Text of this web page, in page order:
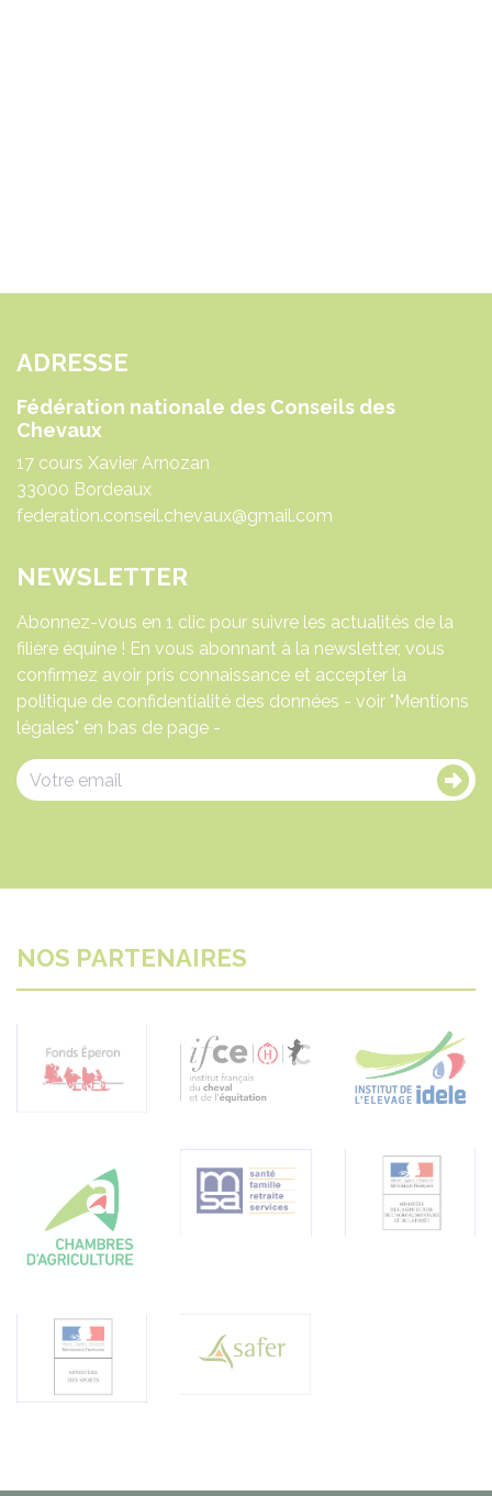
ADRESSE
Fédération nationale des Conseils des
Chevaux
17 cours Xavier Arnozan
33000 Bordeaux
federation.conseil.chevaux@gmail.com
NEWSLETTER
Abonnez-vous en 1 clic pour suivre les actualités de la
filière équine ! En vous abonnant à la newsletter, vous
confirmez avoir pris connaissance et accepter la
politique de confidentialité des données - voir "Mentions
légales" en bas de page -
NOS PARTENAIRES